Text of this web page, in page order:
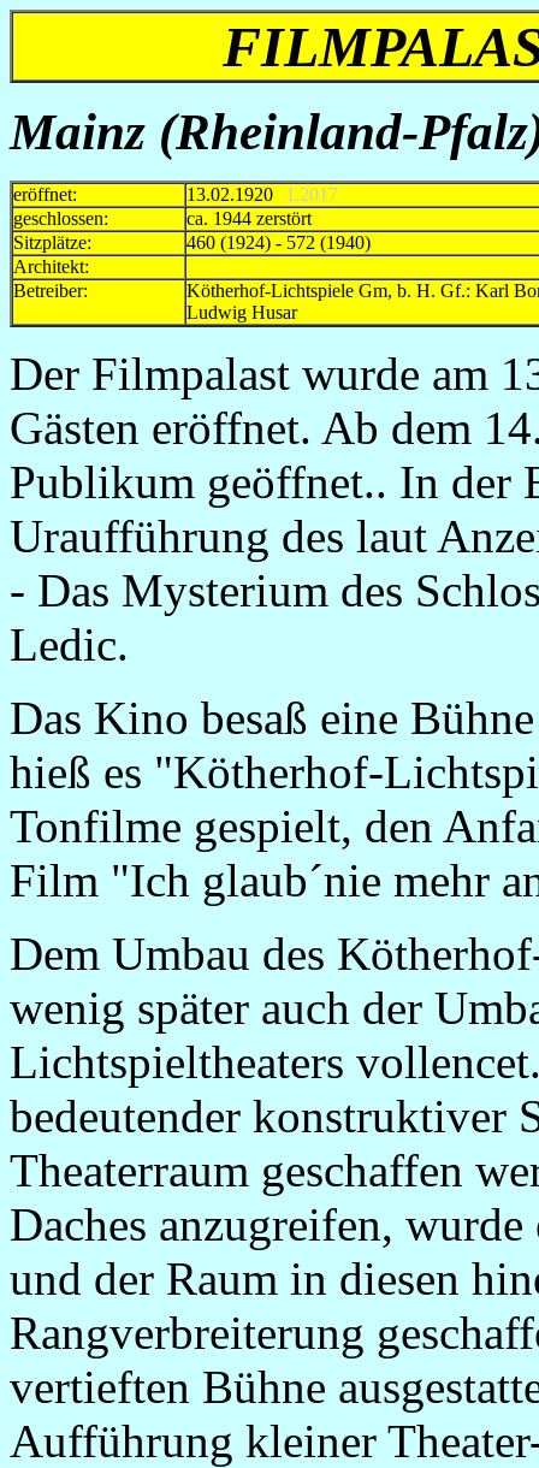
Mainz (Rheinland-
eröffnet: 13.02.1920 L2017
geschlossen:
ca. 1944 zerstört
Sitzplätze:
460 (1924) - 572 (1940)
Architekt:
Betreiber:
Kötherhof-Lichtspiele Gm, b. H. Gf.: Karl
Ludwig Husar
Der Filmpalast wurde am
Gästen eröffnet. Ab dem
Publikum geöffnet.. In der
Uraufführung des laut
- Das Mysterium des
Ledic.
Das Kino besaß eine
hieß es "Kötherhof-
Tonfilme gespielt, den
Film "Ich glaub´nie mehr
Dem Umbau des
wenig später auch der
Lichtspieltheaters
bedeutender konstruktiver
Theaterraum geschaffen
Daches anzugreifen,
und der Raum in diesen
Rangverbreiterung
vertieften Bühne
Aufführung kleiner